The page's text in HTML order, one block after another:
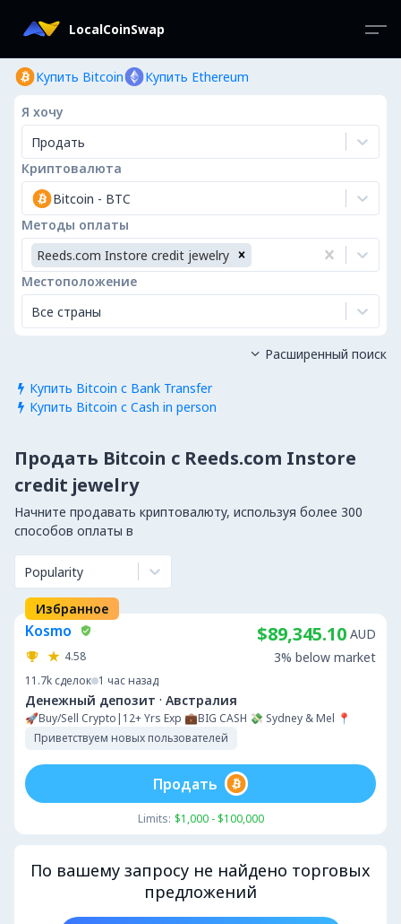
LocalCoinSwap
Купить Bitcoin Купить Ethereum
Я хочу
Продать
Криптовалюта
Bitcoin - BTC
Методы оплаты
Reeds.com Instore credit jewelry
Местоположение
Все страны
 Купить Bitcoin с Bank Transfer
 Купить Bitcoin с Cash in person
 Расширенный поиск
Продать Bitcoin с Reeds.com Instore
credit jewelry
Начните продавать криптовалюту, используя более 300
способов оплаты в
Popularity
Избранное
Kosmo
4.58
11.7k сделок 1 час назад
Денежный депозит · Австралия
🚀Buy/Sell Crypto|12+ Yrs Exp 💼BIG CASH 💸 Sydney & Mel 📍
Приветствуем новых пользователей
$89,345.10 AUD
3% below market
Limits: $1,000 - $100,000
Продать
По вашему запросу не найдено торговых
предложений